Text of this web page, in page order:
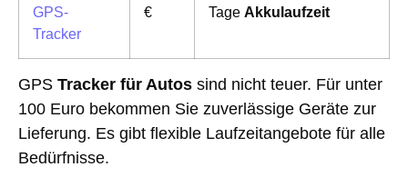
GPS-
Tracker
€
Tage Akkulaufzeit
GPS Tracker für Autos sind nicht teuer. Für unter
100 Euro bekommen Sie zuverlässige Geräte zur
Lieferung. Es gibt flexible Laufzeitangebote für alle
Bedürfnisse.